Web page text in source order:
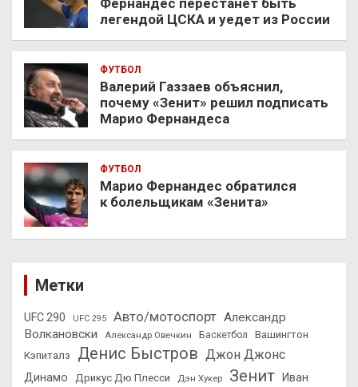
Фернандес перестанет быть
легендой ЦСКА и уедет из России
ФУТБОЛ
Валерий Газзаев объяснил,
почему «Зенит» решил подписать
Марио Фернандеса
ФУТБОЛ
Марио Фернандес обратился
к болельщикам «Зенита»
Метки
UFC 290 UFC 295 Авто/мотоспорт Александр
Волкановски
Александр Овечкин Баскетбол
Вашингтон
Кэпиталз
Денис Быстров Джон Джонс
Динамо Дрикус Дю Плесси Дэн Хукер Зенит
Иван